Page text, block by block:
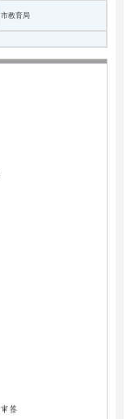
市教育局